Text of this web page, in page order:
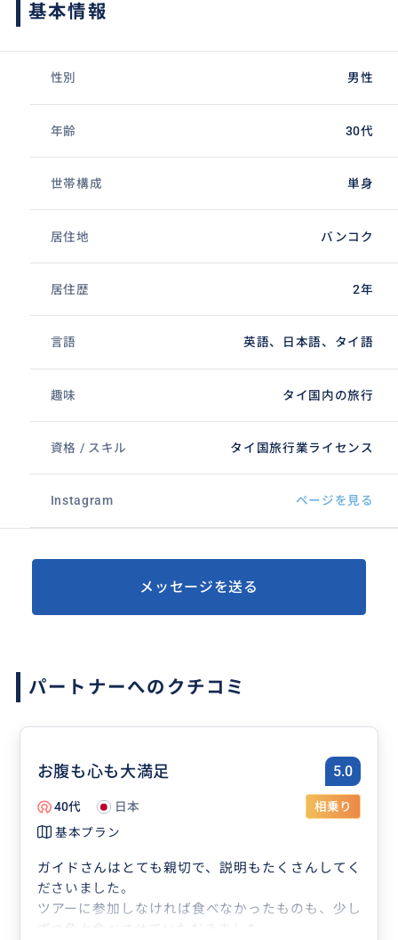
基本情報
性別 男性
年齢 30代
世帯構成 単身
居住地 バンコク
居住歴 2年
言語 英語、日本語、タイ語
趣味 タイ国内の旅行
資格 / スキル タイ国旅行業ライセンス
Instagram ページを見る
メッセージを送る
パートナーへのクチコミ
お腹も心も大満足 5.0
40代 日本
相乗り
基本プラン
ガイドさんはとても親切で、説明もたくさんしてく
ださいました。
ツアーに参加しなければ食べなかったものも、少し
ずつ色々食べさせていただきました。